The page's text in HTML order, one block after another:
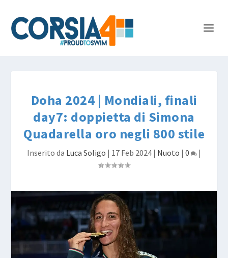
Doha 2024 | Mondiali, finali
day7: doppietta di Simona
Quadarella oro negli 800 stile
Inserito da Luca Soligo | 17 Feb 2024 | Nuoto | 0 |